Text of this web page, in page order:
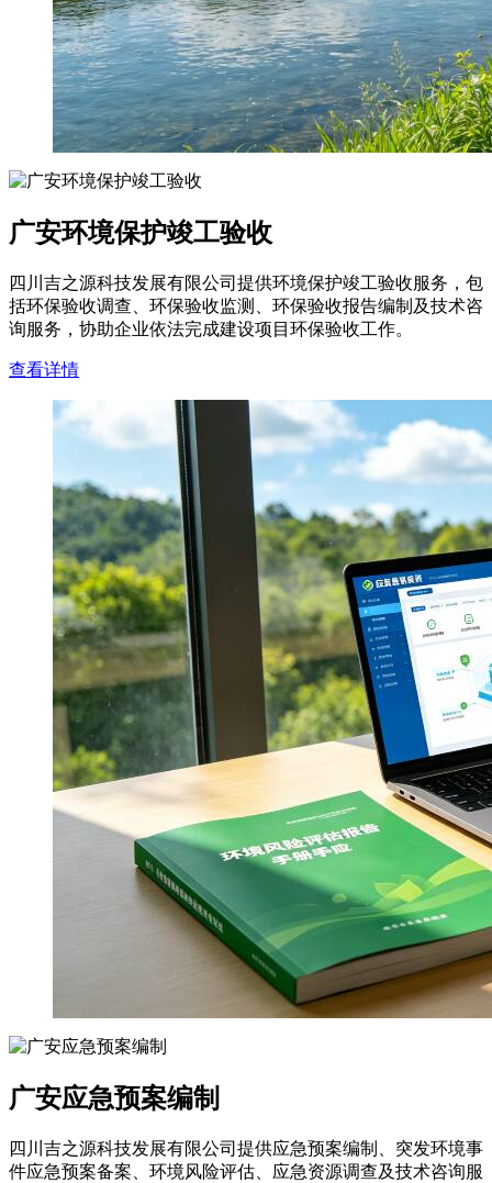
广安环境保护竣工验收
四川吉之源科技发展有限公司提供环境保护竣工验收服务，包
括环保验收调查、环保验收监测、环保验收报告编制及技术咨
询服务，协助企业依法完成建设项目环保验收工作。
查看详情
广安应急预案编制
四川吉之源科技发展有限公司提供应急预案编制、突发环境事
件应急预案备案、环境风险评估、应急资源调查及技术咨询服